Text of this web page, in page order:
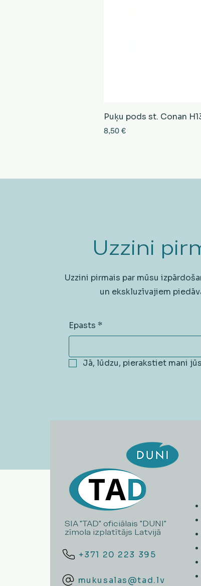
Puķu pods st. Conan
Cena
8,50 €
Uzzini
Uzzini pirmais par mūsu
un ekskluzīvajiem
Epasts *
Jā, lūdzu, pierakstiet mani
SIA "TAD" oficiālais "DUNI"
zīmola izplatītājs Latvijā
+371 20 223 395
mukusalas@tad.lv